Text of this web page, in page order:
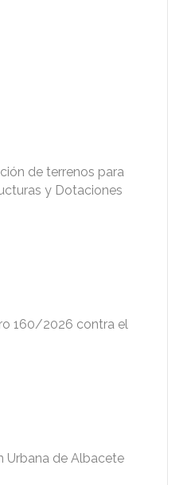
de terrenos para
y Dotaciones
160/2026 contra el
Urbana de Albacete